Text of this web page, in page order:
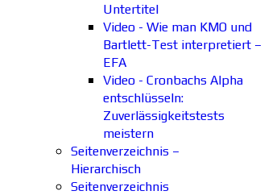
Untertitel
Video - Wie man KMO und
Bartlett-Test interpretiert –
EFA
Video - Cronbachs Alpha
entschlüsseln:
Zuverlässigkeitstests
meistern
Seitenverzeichnis –
Hierarchisch
Seitenverzeichnis